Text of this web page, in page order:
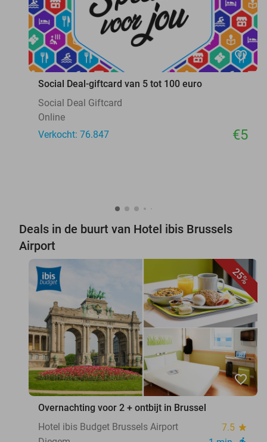
favorite_border
Social Deal-giftcard van 5 tot 100 euro
Social Deal Giftcard
Online
Verkocht: 76.847
€5
Deals in de buurt van Hotel ibis Brussels
Airport
25%
favorite_border
Overnachting voor 2 + ontbijt in Brussel
Hotel ibis Budget Brussels Airport
7.5 star